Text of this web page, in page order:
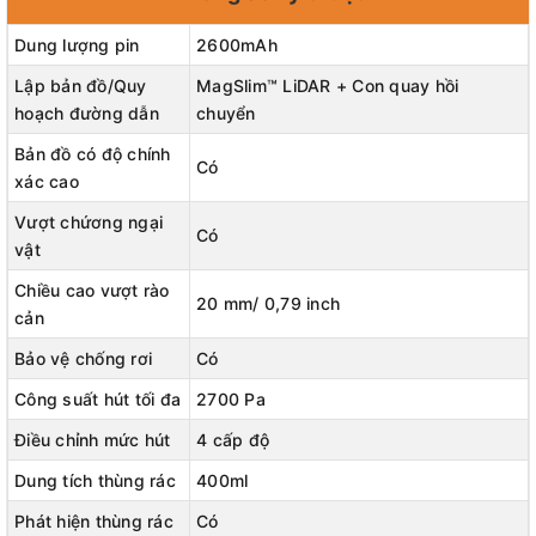
dẹp nhiều lần, thậm chí còn hoạt động tốt trong bóng tối.
💥Chế Độ Hút 4 Cấp Độ: Lực Hút Mạnh 2700Pa. Dễ dàng làm
sạch lông thú cưng, mớ hỗn độn hàng ngày và hơn thế nữa.
💥Combo Hút Bụi Và Lau Nhà Hút bụi sẽ hút hết bụi trôi nổi và
lau chùi các vết bẩn dính.
💥Bàn Chải Đôi: Chăm sóc các góc và cạnh đồng thời ngăn bụi
bẩn bắn tung tóe để làm sạch kỹ lưỡng hơn.
💥Làm Sạch Liên Tục Trong 3 Giờ: Pin 2600mAh cho thời gian
làm sạch lâu dài.
Dung lượng pin
2600mAh
Lập bản đồ/Quy
hoạch đường dẫn
MagSlim™ LiDAR + Con quay hồi
chuyển
Bản đồ có độ chính
xác cao
Có
Vượt chứơng ngại
vật
Có
Chiều cao vượt rào
cản
20 mm/ 0,79 inch
Bảo vệ chống rơi
Có
Công suất hút tối đa
2700 Pa
Điều chỉnh mức hút
4 cấp độ
Dung tích thùng rác
400ml
Phát hiện thùng rác
Có